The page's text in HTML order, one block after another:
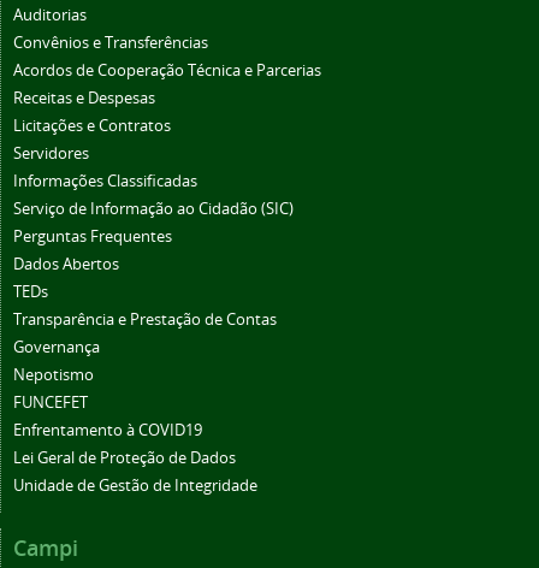
Auditorias
Convênios e Transferências
Acordos de Cooperação Técnica e Parcerias
Receitas e Despesas
Licitações e Contratos
Servidores
Informações Classificadas
Serviço de Informação ao Cidadão (SIC)
Perguntas Frequentes
Dados Abertos
TEDs
Transparência e Prestação de Contas
Governança
Nepotismo
FUNCEFET
Enfrentamento à COVID19
Lei Geral de Proteção de Dados
Unidade de Gestão de Integridade
Campi